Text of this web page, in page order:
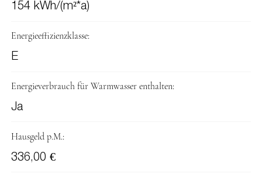
154 kWh/(m²*a)
Energieeffizienzklasse:
E
Energieverbrauch für Warmwasser enthalten:
Ja
Hausgeld p.M.:
336,00 €